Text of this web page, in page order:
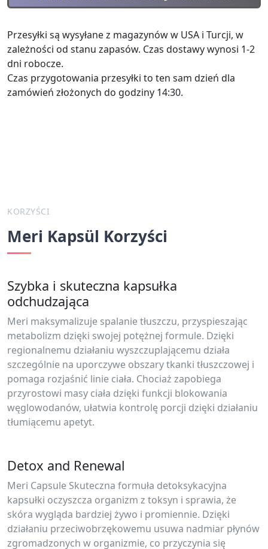
Przesyłki są wysyłane z magazynów w USA i Turcji, w
zależności od stanu zapasów. Czas dostawy wynosi 1-2
dni robocze.
Czas przygotowania przesyłki to ten sam dzień dla
zamówień złożonych do godziny 14:30.
KORZYŚCI
Meri Kapsül Korzyści
Szybka i skuteczna kapsułka
odchudzająca
Meri maksymalizuje spalanie tłuszczu, przyspieszając
metabolizm dzięki swojej potężnej formule. Dzięki
regionalnemu działaniu wyszczuplającemu działa
szczególnie na uporczywe obszary tkanki tłuszczowej i
pomaga rozjaśnić linie ciała. Chociaż zapobiega
przyrostowi masy ciała dzięki funkcji blokowania
węglowodanów, ułatwia kontrolę porcji dzięki działaniu
tłumiącemu apetyt.
Detox and Renewal
Meri Capsule Skuteczna formuła detoksykacyjna
kapsułki oczyszcza organizm z toksyn i sprawia, że ​​
skóra wygląda bardziej żywo i promiennie. Dzięki
działaniu przeciwobrzękowemu usuwa nadmiar płynów
zgromadzonych w organizmie, co przyczynia się